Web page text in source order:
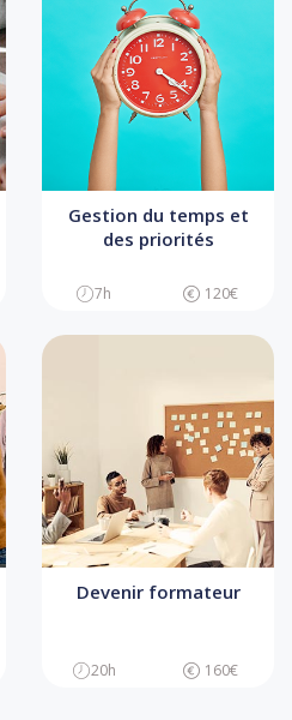
Gestion du temps et
des priorités
7h 120€
Devenir formateur
20h 160€